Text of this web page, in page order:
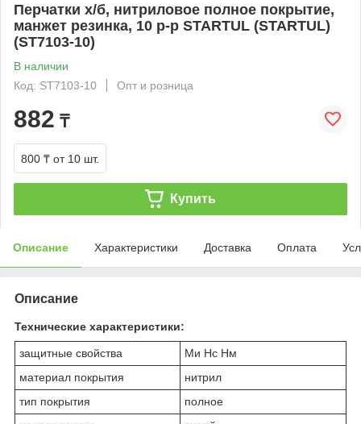
Перчатки х/б, нитриловое полное покрытие,
манжет резинка, 10 р-р STARTUL (STARTUL)
(ST7103-10)
В наличии
Код: ST7103-10
Опт и розница
882 ₸
800 ₸ от 10 шт.
Купить
Описание Характеристики Доставка Оплата
Описание
Технические характеристики:
защитные свойства
Ми Нс Нм
материал покрытия
нитрил
тип покрытия
полное